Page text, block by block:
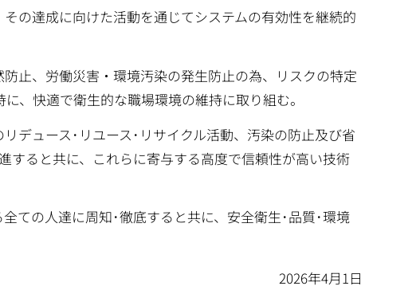
の達成に向けた活動を通じてシステムの有効性を継続的
止、労働災害・環境汚染の発生防止の為、リスクの特定
、快適で衛生的な職場環境の維持に取り組む。
デュース･リユース･リサイクル活動、汚染の防止及び省
すると共に、これらに寄与する高度で信頼性が高い技術
ての人達に周知･徹底すると共に、安全衛生･品質･環境
2026年4月1日